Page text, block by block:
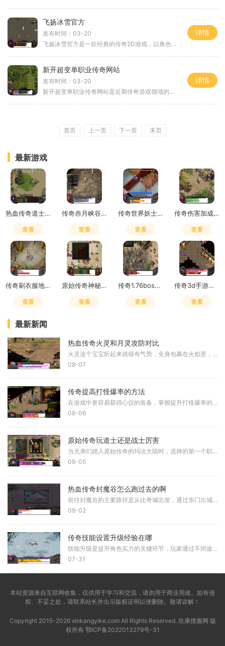
飞扬冰雪官方
发布时间：03-20
飞扬冰雪官方是一款经典的传奇2D游戏，以角色扮演为核心玩法，为玩家们提供了一个真实而又刺激的游戏世界。在这个游戏中，玩家可以与万人在线的其他玩家互动，并参与各种激烈的
详情
新开超变单职业传奇网站
发布时间：03-20
新开超变单职业传奇网站是近期传奇游戏领域的一大亮点，它给广大游戏玩家带来了全新的游戏体验。相较于传统传奇游戏，新开的超变单职业传奇网站拥有更加刺激、有趣的游戏玩法
详情
首页 上一页 下一页 末页
最新游戏
热血传奇道士嗜血术吸多少血
查看
传奇赤月峡谷广场药店在哪
查看
传奇世界妖士有元神吗
查看
传奇伤害加成和致命一击哪个好用
查看
传奇刷衣服地点怎么去
查看
原始传奇神秘之石在哪里获得
查看
传奇1.76boss掉落
查看
传奇3d手游是赛季制吗怎么玩
查看
最新新闻
热血传奇火灵和月灵攻防对比
火灵这个宝宝听起来就很有气势，全身包裹在火焰里，看起来既华丽又威武，它的攻击方式是火焰攻击，输出相当猛烈，比起月灵那种寒冰掌的风格，火灵的攻击更显霸气一些。而月灵
08-07
传奇提高打怪爆率的方法
在游戏中更容易获得心仪的装备，掌握提升打怪爆率的技巧十分重要。首先需要理解游戏的基本机制，爆率是指击败怪物后掉落物品的概率，不同的怪物和地点拥有不同的爆率设定。通
08-06
原始传奇玩道士还是战士厉害
当兄弟们踏入原始传奇的玛法大陆时，选择的第一个职业往往会决定后续的游戏体验。道士在当前版本中被许多老玩家誉为版本之子，拥有独特的双流派玩法，既能承担团队的守护者角
08-05
热血传奇封魔谷怎么跑过去的啊
前往封魔谷的主要路径是从比奇城出发，通过东门出城后进入沃玛森林，接着向右下方即东南方向移动，即可找到封魔谷的入口。另一条路线是从盟重土城开始，向左下方即西南方向移
08-02
传奇技能设置升级经验在哪
技能升级是提升角色实力的关键环节，玩家通过不同途径获取技能书或积累经验值来实现技能等级的提升。技能的升级直接影响角色的战斗效率和生存能力，因此了解技能升级的具体位
07-31
本站资源来自互联网收集，仅供用于学习和交流，请勿用于商业用途。如有侵
权、不妥之处，请联系站长并出示版权证明以便删除。敬请谅解！
Copyright 2015-2026 xinkangyike.com All Rights Reserved. 欣康搜服网 版
权所有 鄂ICP备2022013279号-31